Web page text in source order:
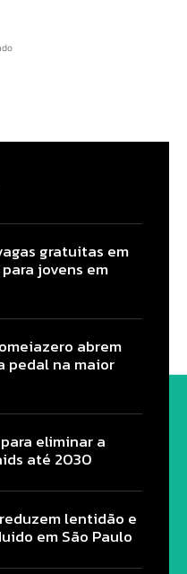
gratuitas em
jovens em
abrem
pedal na maior
eliminar a
até 2030
lentidão e
em São Paulo